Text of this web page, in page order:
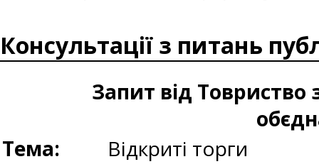
Консультації з питань
Запит від
Тема:
Відкриті торги